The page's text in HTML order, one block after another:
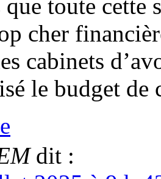
que toute cette
cher
cabinets
le budget
dit :